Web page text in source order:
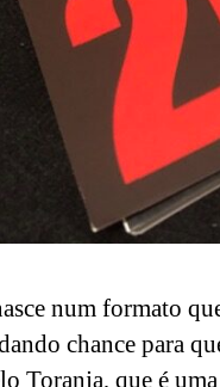
num formato
chance para